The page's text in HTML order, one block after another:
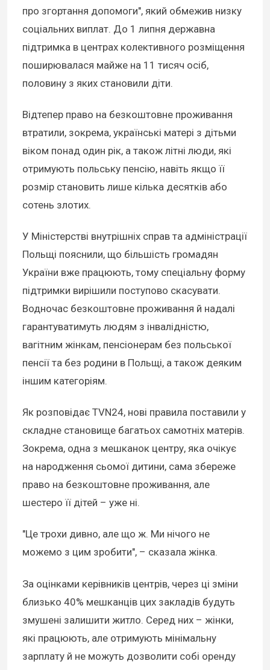
про згортання допомоги", який обмежив низку
соціальних виплат. До 1 липня державна
підтримка в центрах колективного розміщення
поширювалася майже на 11 тисяч осіб,
половину з яких становили діти.
Відтепер право на безкоштовне проживання
втратили, зокрема, українські матері з дітьми
віком понад один рік, а також літні люди, які
отримують польську пенсію, навіть якщо її
розмір становить лише кілька десятків або
сотень злотих.
У Міністерстві внутрішніх справ та адміністрації
Польщі пояснили, що більшість громадян
України вже працюють, тому спеціальну форму
підтримки вирішили поступово скасувати.
Водночас безкоштовне проживання й надалі
гарантуватимуть людям з інвалідністю,
вагітним жінкам, пенсіонерам без польської
пенсії та без родини в Польщі, а також деяким
іншим категоріям.
Як розповідає TVN24, нові правила поставили у
складне становище багатьох самотніх матерів.
Зокрема, одна з мешканок центру, яка очікує
на народження сьомої дитини, сама збереже
право на безкоштовне проживання, але
шестеро її дітей – уже ні.
"Це трохи дивно, але що ж. Ми нічого не
можемо з цим зробити", – сказала жінка.
За оцінками керівників центрів, через ці зміни
близько 40% мешканців цих закладів будуть
змушені залишити житло. Серед них – жінки,
які працюють, але отримують мінімальну
зарплату й не можуть дозволити собі оренду